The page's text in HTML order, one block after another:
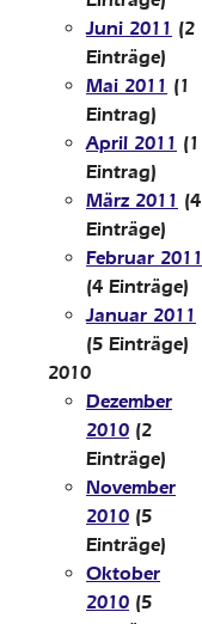
Juni 2011 (2
Einträge)
Mai 2011 (1
Eintrag)
April 2011 (1
Eintrag)
März 2011 (4
Einträge)
Februar 2011
(4 Einträge)
Januar 2011
(5 Einträge)
2010
Dezember
2010 (2
Einträge)
November
2010 (5
Einträge)
Oktober
2010 (5